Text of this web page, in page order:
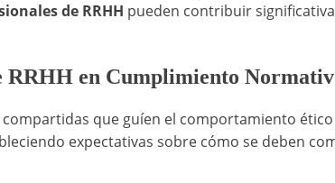
de RRHH pueden contribuir
RRHH en Cumplimiento
que guíen el comportamiento ético
expectativas sobre cómo se deben